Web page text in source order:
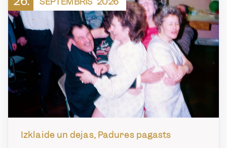
Izklaide un dejas, Padures pagasts